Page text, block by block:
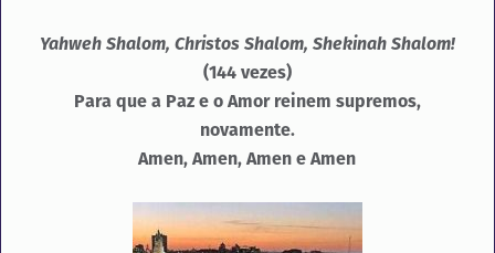
Yahweh Shalom, Christos Shalom, Shekinah Shalom!
(144 vezes)
Para que a Paz e o Amor reinem supremos,
novamente.
Amen, Amen, Amen e Amen